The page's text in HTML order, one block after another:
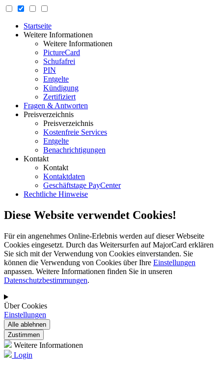
Startseite
Weitere Informationen
Weitere Informationen
PictureCard
Schufafrei
PIN
Entgelte
Kündigung
Zertifiziert
Fragen & Antworten
Preisverzeichnis
Preisverzeichnis
Kostenfreie Services
Entgelte
Benachrichtigungen
Kontakt
Kontakt
Kontaktdaten
Geschäftstage PayCenter
Rechtliche Hinweise
Diese Website verwendet Cookies!
Für ein angenehmes Online-Erlebnis werden auf dieser Webseite
Cookies eingesetzt. Durch das Weitersurfen auf MajorCard erklären
Sie sich mit der Verwendung von Cookies einverstanden. Sie
können die Verwendung von Cookies über Ihre Einstellungen
anpassen. Weitere Informationen finden Sie in unseren
Datenschutzbestimmungen.
Über Cookies
Einstellungen
Weitere Informationen
Login